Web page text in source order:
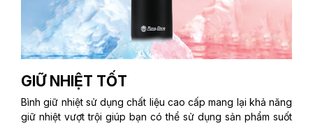
GIỮ NHIỆT TỐT
Bình giữ nhiệt sử dụng chất liệu cao cấp mang lại khả năng
giữ nhiệt vượt trội giúp bạn có thể sử dụng sản phẩm suốt